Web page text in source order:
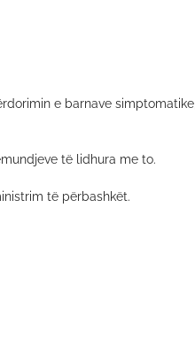
e barnave simptomatike,
të lidhura me to.
të përbashkët.